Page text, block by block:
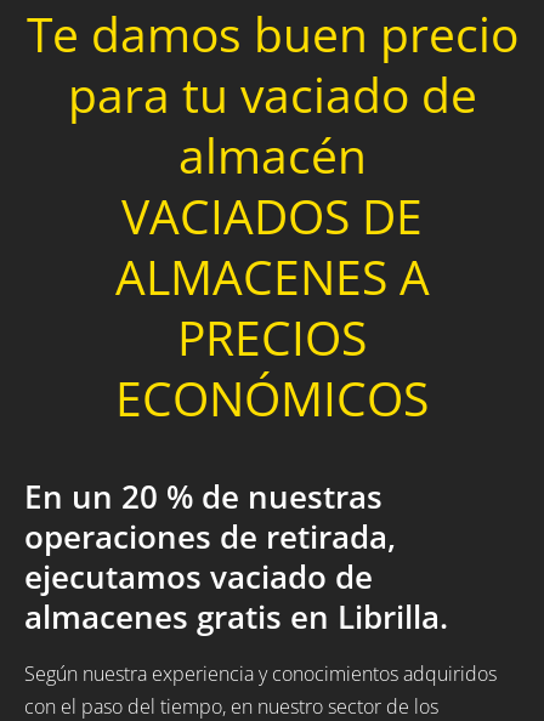
Te damos buen precio
para tu vaciado de
almacén
VACIADOS DE
ALMACENES A
PRECIOS
ECONÓMICOS
En un 20 % de nuestras
operaciones de retirada,
ejecutamos vaciado de
almacenes gratis en Librilla.
Según nuestra experiencia y conocimientos adquiridos
con el paso del tiempo, en nuestro sector de los